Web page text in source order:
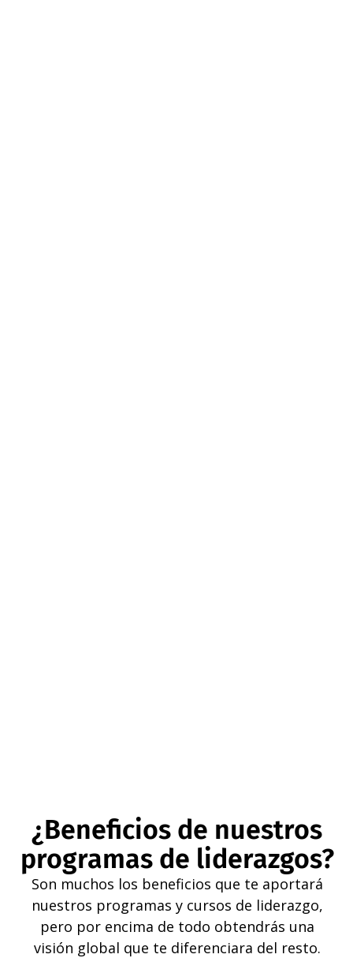
¿Beneficios de nuestros
programas de liderazgos?
Son muchos los beneficios que te aportará
nuestros programas y cursos de liderazgo,
pero por encima de todo obtendrás una
visión global que te diferenciara del resto.